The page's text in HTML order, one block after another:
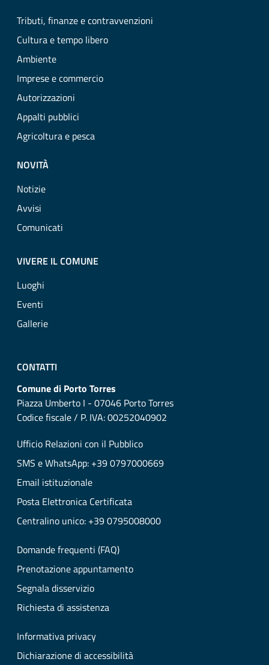
Tributi, finanze e contravvenzioni
Cultura e tempo libero
Ambiente
Imprese e commercio
Autorizzazioni
Appalti pubblici
Agricoltura e pesca
NOVITÀ
Notizie
Avvisi
Comunicati
VIVERE IL COMUNE
Luoghi
Eventi
Gallerie
CONTATTI
Comune di Porto Torres
Piazza Umberto I - 07046 Porto Torres
Codice fiscale / P. IVA: 00252040902
Ufficio Relazioni con il Pubblico
SMS e WhatsApp: +39 0797000669
Email istituzionale
Posta Elettronica Certificata
Centralino unico: +39 0795008000
Domande frequenti (FAQ)
Prenotazione appuntamento
Segnala disservizio
Richiesta di assistenza
Informativa privacy
Dichiarazione di accessibilità